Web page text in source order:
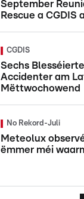
September
Rescue a CGDIS
CGDIS
Sechs
Accidenter am
Mëttwochowend
No Rekord-Juli
Meteolux
ëmmer méi